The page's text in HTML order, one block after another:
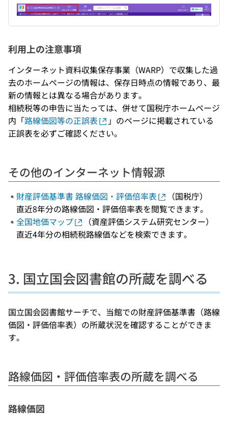
利用上の注意事項
インターネット資料収集保存事業（WARP）で収集した過
去のホームページの情報は、保存日時点の情報であり、最
新の情報とは異なる場合があります。
相続税等の申告に当たっては、併せて国税庁ホームページ
内「路線価図等の正誤表
」のページに掲載されている
正誤表を必ずご確認ください。
その他のインターネット情報源
財産評価基準書 路線価図・評価倍率表
（国税庁）
直近8年分の路線価図・評価倍率表を閲覧できます。
全国地価マップ
（資産評価システム研究センター）
直近4年分の相続税路線価などを検索できます。
3. 国立国会図書館の所蔵を調べる
国立国会図書館サーチで、当館での財産評価基準書（路線
価図・評価倍率表）の所蔵状況を確認することができま
す。
路線価図・評価倍率表の所蔵を調べる
路線価図